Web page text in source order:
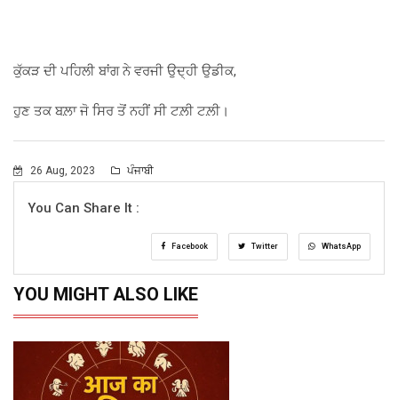
ਕੁੱਕੜ ਦੀ ਪਹਿਲੀ ਬਾਂਗ ਨੇ ਵਰਜੀ ਉਦ੍ਹੀ ਉਡੀਕ,
ਹੁਣ ਤਕ ਬਲ਼ਾ ਜੋ ਸਿਰ ਤੋਂ ਨਹੀਂ ਸੀ ਟਲ਼ੀ ਟਲ਼ੀ।
26 Aug, 2023 ਪੰਜਾਬੀ
You Can Share It :
Facebook Twitter WhatsApp
YOU MIGHT ALSO LIKE